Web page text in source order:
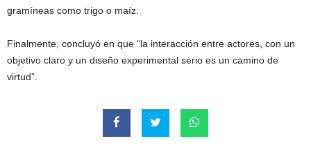
gramíneas como trigo o maíz.
Finalmente, concluyó en que “la interacción entre actores, con un
objetivo claro y un diseño experimental serio es un camino de
virtud”.